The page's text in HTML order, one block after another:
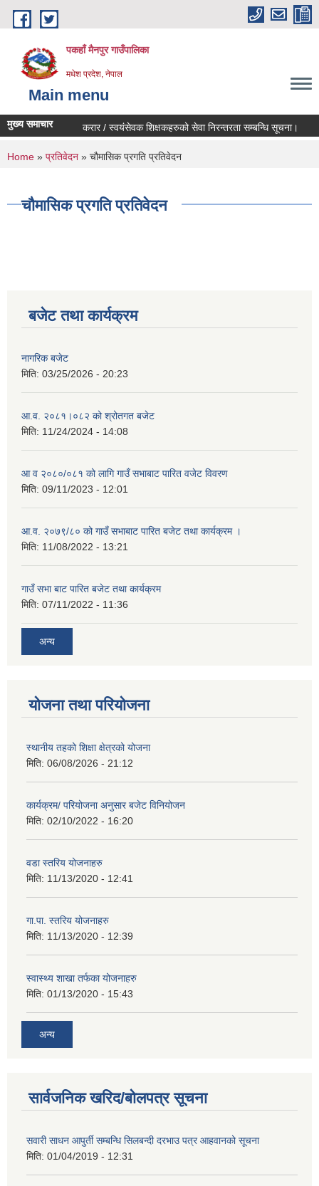
Skip to main content
पकहाँ मैनपुर गाउँपालिका
मधेश प्रदेश, नेपाल
Main menu
मुख्य समाचार करार / स्वयंसेवक शिक्षकहरुको सेवा निरन्तरता सम्बन्धि सूचना।
You are here
Home » प्रतिवेदन » चौमासिक प्रगति प्रतिवेदन
चौमासिक प्रगति प्रतिवेदन
बजेट तथा कार्यक्रम
नागरिक बजेट
मिति: 03/25/2026 - 20:23
आ.व. २०८१।०८२ को श्रोतगत बजेट
मिति: 11/24/2024 - 14:08
आ व २०८०/०८१ को लागि गाउँ सभाबाट पारित वजेट विवरण
मिति: 09/11/2023 - 12:01
आ.व. २०७९/८० को गाउँ सभाबाट पारित बजेट तथा कार्यक्रम ।
मिति: 11/08/2022 - 13:21
गाउँ सभा बाट पारित बजेट तथा कार्यक्रम
मिति: 07/11/2022 - 11:36
अन्य
योजना तथा परियोजना
स्थानीय तहको शिक्षा क्षेत्रको योजना
मिति: 06/08/2026 - 21:12
कार्यक्रम/ परियोजना अनुसार बजेट विनियोजन
मिति: 02/10/2022 - 16:20
वडा स्तरिय योजनाहरु
मिति: 11/13/2020 - 12:41
गा.पा. स्तरिय योजनाहरु
मिति: 11/13/2020 - 12:39
स्वास्थ्य शाखा तर्फका योजनाहरु
मिति: 01/13/2020 - 15:43
अन्य
सार्वजनिक खरिद/बोलपत्र सूचना
सवारी साधन आपुर्ती सम्बन्धि सिलबन्दी दरभाउ पत्र आहवानको सूचना
मिति: 01/04/2019 - 12:31